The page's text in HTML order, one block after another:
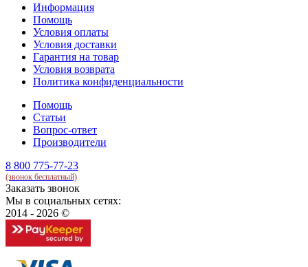
Информация
Помощь
Условия оплаты
Условия доставки
Гарантия на товар
Условия возврата
Политика конфиденциальности
Помощь
Статьи
Вопрос-ответ
Производители
8 800 775-77-23
(звонок бесплатный)
Заказать звонок
Мы в социальных сетях:
2014 - 2026 ©